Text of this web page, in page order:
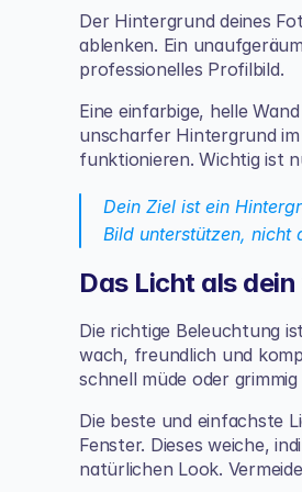
Der Hintergrund deines
ablenken. Ein
professionelles Profilbild.
Eine einfarbige, helle
unscharfer Hintergrund
funktionieren. Wichtig ist
Dein Ziel ist ein
Bild unterstützen, nicht
Das Licht als
Die richtige Beleuchtung
wach, freundlich und
schnell müde oder
Die beste und einfachste
Fenster. Dieses weiche,
natürlichen Look.